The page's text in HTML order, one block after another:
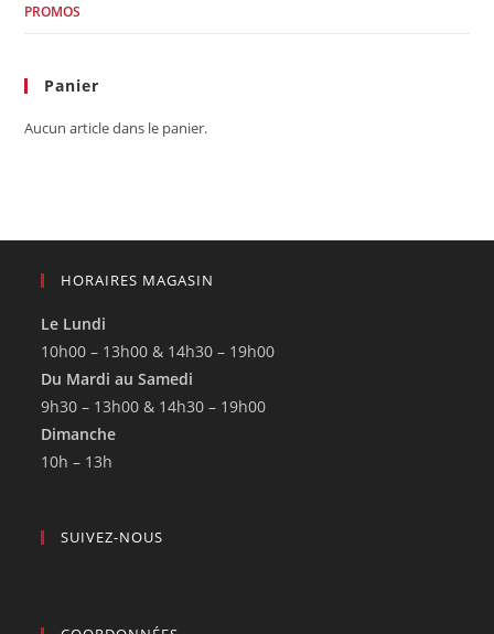
PROMOS
Panier
Aucun article dans le panier.
HORAIRES MAGASIN
Le Lundi
10h00 – 13h00 & 14h30 – 19h00
Du Mardi au Samedi
9h30 – 13h00 & 14h30 – 19h00
Dimanche
10h – 13h
SUIVEZ-NOUS